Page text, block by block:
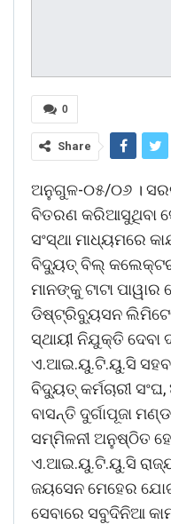
0
Share
ଅନୁଗୁଳ-୦୫/୦୬ ।
ବିତରଣ କରିଆସୁଥିବା
ସଂସ୍ଥା ମାଧ୍ୟମରେ
ବିଦୁ୍ୟତ୍ ବିଲ୍
ମାନଙ୍କୁ ଟାଟା ପାୱାର
ଡିଷ୍ଟ୍ରିବୁ୍ୟସନ
ସ୍ଥାୟୀ ନିଯୁକ୍ତି ଦେବା
ଏ.ଆଇ.ୟୁ.ଟି.ୟୁ.ସି
ବିଦୁ୍ୟତ୍ କର୍ମଚାରୀ
ବାସନ୍ତି ଦୁର୍ଗାପୂଜା
ସମ୍ମିଳନୀ ଅନୁଷ୍ଠିତ
ଏ.ଆଇ.ୟୁ.ଟି.ୟୁ.ସି
ଜୟସେନ ମେହେର
ସେବାରେ ସବୁଦିନିଆ